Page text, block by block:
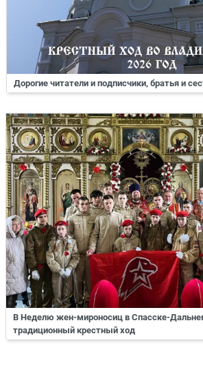
Дорогие читатели и подписчики, братья и
В Неделю жен-мироносиц в Спасске-
традиционный крестный ход